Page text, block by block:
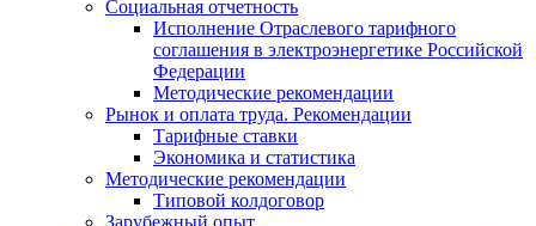
Социальная отчетность
Исполнение Отраслевого тарифного
соглашения в электроэнергетике Российской
Федерации
Методические рекомендации
Рынок и оплата труда. Рекомендации
Тарифные ставки
Экономика и статистика
Методические рекомендации
Типовой колдоговор